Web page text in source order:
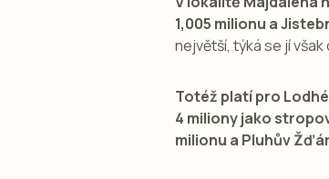
1,005 milionu a
největší, týká se jí
Totéž platí pro
4 miliony jako
milionu a Pluhův